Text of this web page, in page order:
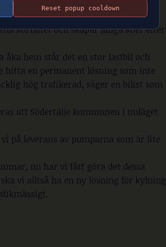
är att hälla vatten över bron och
körfältet och skapar långa köer efter
åka hem står det en stor lastbil och
hitta en permanent lösning som inte
hög trafikerad, säger en bilist som
att Södertälje kommunen i nuläget
på leverans av pumparna som är lite
nu har vi fått göra det dessa
vi alltså ha en ny lösning för kylning
Reset popup cooldown